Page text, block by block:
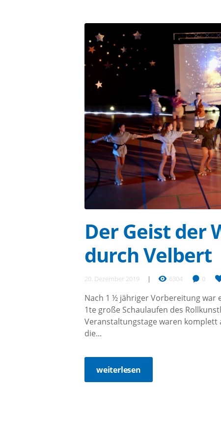
Der Geist der
durch Velbert
20. Dezember 2019 6304 0
Nach 1 ½ jähriger Vorbereitung war
1te große Schaulaufen des
Veranstaltungstage waren
die...
weiterlesen